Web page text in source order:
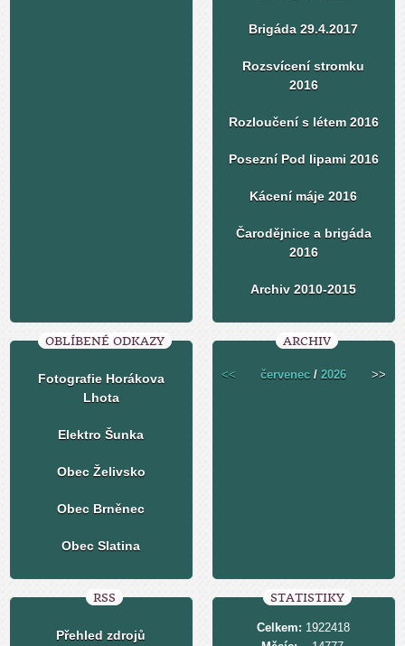
Brigáda 29.4.2017
Rozsvícení stromku
2016
Rozloučení s létem 2016
Posezní Pod lipami 2016
Kácení máje 2016
Čarodějnice a brigáda
2016
Archiv 2010-2015
OBLÍBENÉ ODKAZY
Fotografie Horákova
Lhota
Elektro Šunka
Obec Želivsko
Obec Brněnec
Obec Slatina
ARCHIV
<< červenec /2026 >>
RSS
Přehled zdrojů
STATISTIKY
Celkem: 1922418